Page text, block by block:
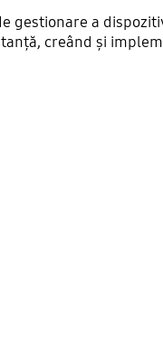
gestionare a
creând și